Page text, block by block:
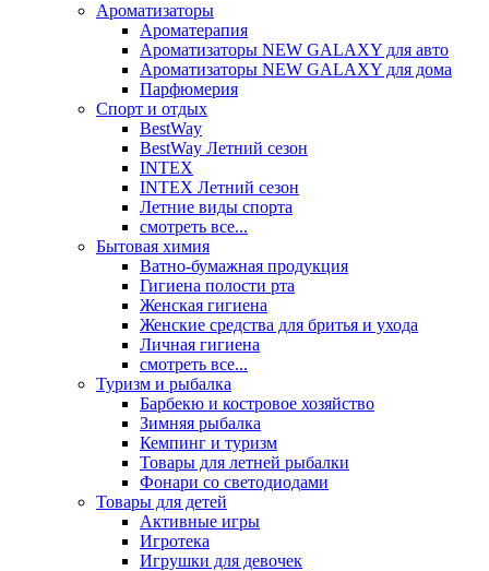
Ароматизаторы
Ароматерапия
Ароматизаторы NEW GALAXY для авто
Ароматизаторы NEW GALAXY для дома
Парфюмерия
Спорт и отдых
BestWay
BestWay Летний сезон
INTEX
INTEX Летний сезон
Летние виды спорта
смотреть все...
Бытовая химия
Ватно-бумажная продукция
Гигиена полости рта
Женская гигиена
Женские средства для бритья и ухода
Личная гигиена
смотреть все...
Туризм и рыбалка
Барбекю и костровое хозяйство
Зимняя рыбалка
Кемпинг и туризм
Товары для летней рыбалки
Фонари со светодиодами
Товары для детей
Активные игры
Игротека
Игрушки для девочек